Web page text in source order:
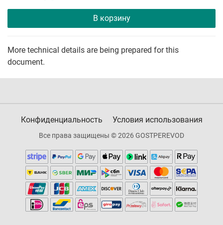
В корзину
More technical details are being prepared for this
document.
Конфиденциальность Условия использования
Все права защищены © 2026 GOSTPEREVOD